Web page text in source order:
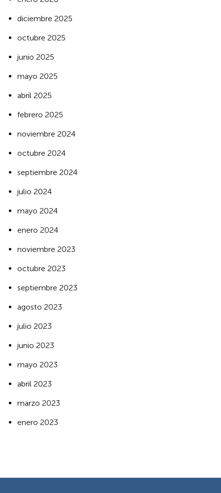
diciembre 2025
octubre 2025
junio 2025
mayo 2025
abril 2025
febrero 2025
noviembre 2024
octubre 2024
septiembre 2024
julio 2024
mayo 2024
enero 2024
noviembre 2023
octubre 2023
septiembre 2023
agosto 2023
julio 2023
junio 2023
mayo 2023
abril 2023
marzo 2023
enero 2023